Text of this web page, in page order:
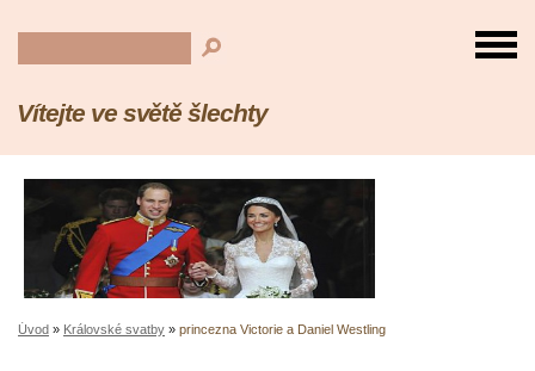
Vítejte ve světě šlechty
Úvod » Královské svatby » princezna Victorie a Daniel Westling